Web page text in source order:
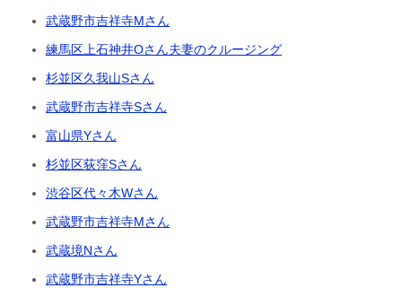
武蔵野市吉祥寺Mさん
練馬区上石神井Oさん夫妻のクルージング
杉並区久我山Sさん
武蔵野市吉祥寺Sさん
富山県Yさん
杉並区荻窪Sさん
渋谷区代々木Wさん
武蔵野市吉祥寺Mさん
武蔵境Nさん
武蔵野市吉祥寺Yさん